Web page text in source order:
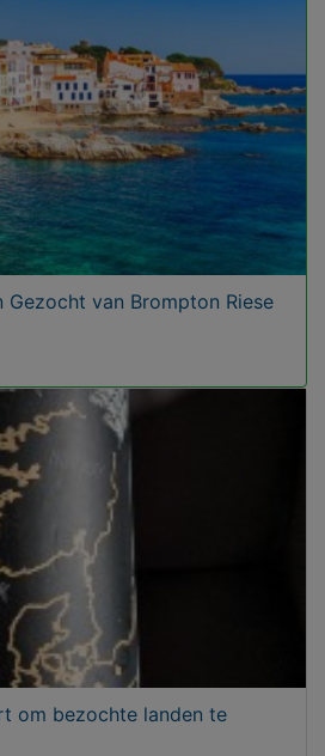
Gezocht van Brompton Riese
om bezochte landen te